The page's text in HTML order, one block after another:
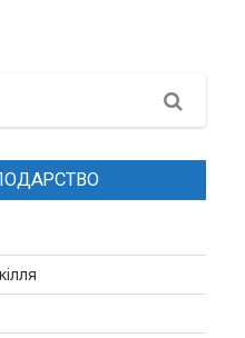
Search